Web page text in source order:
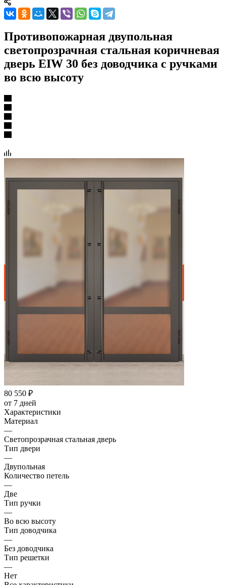
Противопожарная двупольная
светопрозрачная стальная коричневая
дверь EIW 30 без доводчика с ручками
во всю высоту
80 550 ₽
от 7 дней
Характеристики
Материал
—
Светопрозрачная стальная дверь
Тип двери
—
Двупольная
Количество петель
—
Две
Тип ручки
—
Во всю высоту
Тип доводчика
—
Без доводчика
Тип решетки
—
Нет